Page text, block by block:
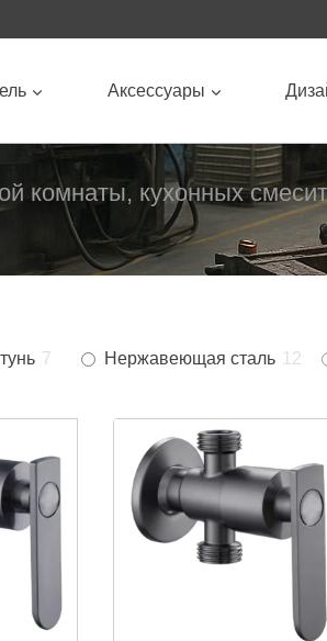
Аксессуары
комнаты, кухонных
7 Нержавеющая сталь 12